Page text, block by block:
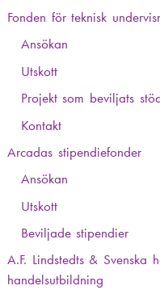
d
m
Fonden för teknisk
Ansökan
Utskott
Projekt som beviljats
Kontakt
Arcadas stipendiefonder
Ansökan
Utskott
Beviljade stipendier
A.F. Lindstedts & Svenska
handelsutbildning